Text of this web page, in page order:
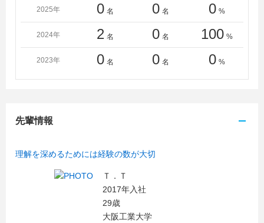
2025年 0 名 0 名 0 %
2024年 2 名 0 名 100 %
2023年 0 名 0 名 0 %
先輩情報
理解を深めるためには経験の数が大切
Ｔ．Ｔ
2017年入社
29歳
大阪工業大学